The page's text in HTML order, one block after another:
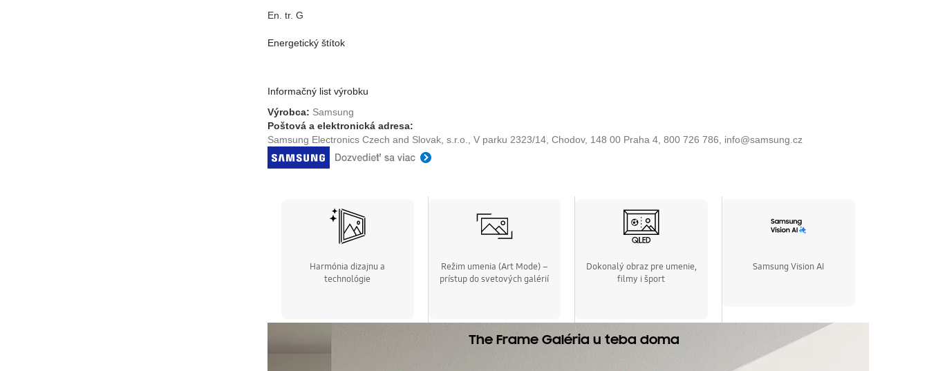
En. tr. G
Energetický štítok
Informačný list výrobku
Výrobca: Samsung
Poštová a elektronická adresa:
Samsung Electronics Czech and Slovak, s.r.o., V parku 2323/14, Chodov, 148 00 Praha 4, 800 726 786, info@samsung.cz
Harmónia dizajnu a
technológie
Režim umenia (Art Mode) –
prístup do svetových galérií
Dokonalý obraz pre umenie,
filmy i šport
Samsung Vision AI
The Frame Galéria u teba doma